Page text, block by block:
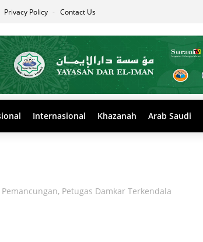
Privacy Policy Contact Us
Internasional Khazanah Arab Saudi
Petugas Damkar Terkendala